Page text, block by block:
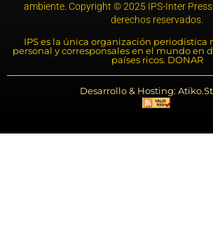
ambiente. Copyright © 2025 IPS-Inter Press
derechos reservados.
IPS es la única organización periodística
personal y corresponsales en el mundo en
países ricos. DONAR
Desarrollo & Hosting: